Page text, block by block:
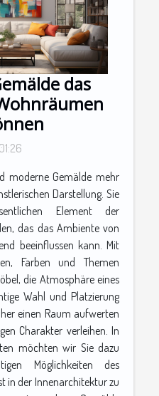
das
moderne Gemälde mehr
Darstellung. Sie
Element der
das das Ambiente von
beeinflussen kann. Mit
Farben und Themen
die Atmosphäre eines
Wahl und Platzierung
einen Raum aufwerten
Charakter verleihen. In
möchten wir Sie dazu
Möglichkeiten des
in der Innenarchitektur zu